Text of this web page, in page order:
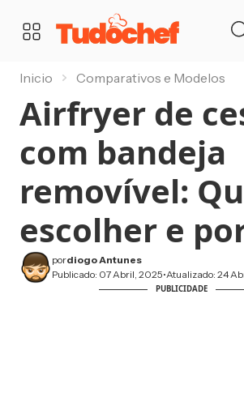
TudoChef
Inicio Comparativos e Modelos
Airfryer de
com bandeja
removível:
escolher e
pordiogo Antunes
Publicado: 07 Abril, 2025•Atualizado: 24
PUBLICIDADE